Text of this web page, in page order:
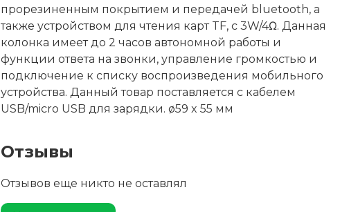
прорезиненным покрытием и передачей bluetooth, а
также устройством для чтения карт TF, с 3W/4Ω. Данная
колонка имеет до 2 часов автономной работы и
функции ответа на звонки, управление громкостью и
подключение к списку воспроизведения мобильного
устройства. Данный товар поставляется с кабелем
USB/micro USB для зарядки. ø59 x 55 мм
Отзывы
Отзывов еще никто не оставлял